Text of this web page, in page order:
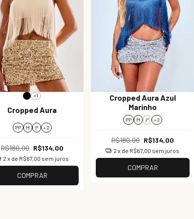
+1
Cropped Aura
PP M P + 2
R$180,00 R$134,00
2 x de R$67,00 sem juros
COMPRAR
Cropped Aura Azul
Marinho
PP M P + 2
R$180,00 R$134,00
2 x de R$67,00 sem juros
COMPRAR